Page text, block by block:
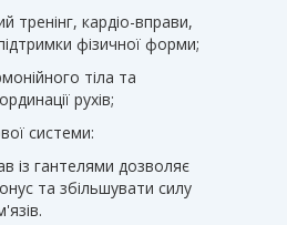
тренінг, кардіо-вправи,
підтримки фізичної форми;
тіла та
рухів;
системи:
із гантелями дозволяє
та збільшувати силу